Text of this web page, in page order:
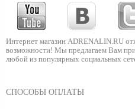
Интернет магазин ADRENALIN.RU
возможности! Мы предлагаем Вам
любой из популярных социальных
СПОСОБЫ ОПЛАТЫ